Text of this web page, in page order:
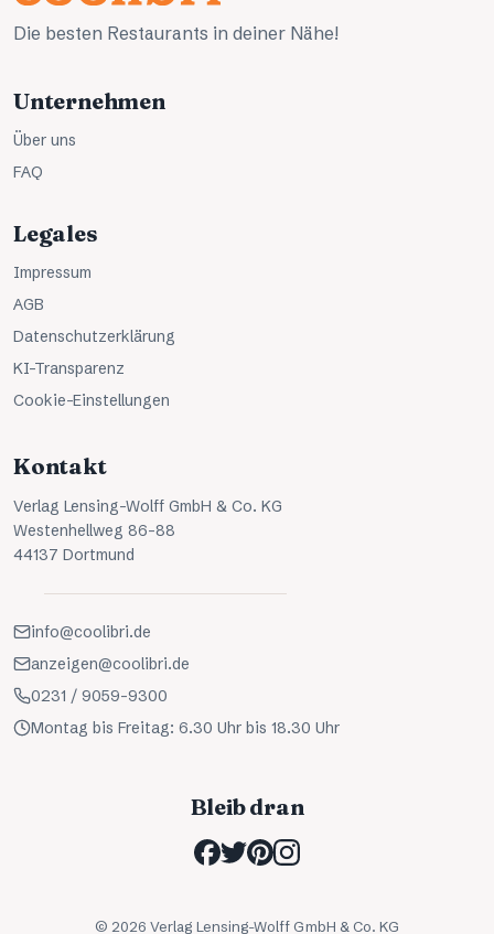
Die besten Restaurants in deiner Nähe!
Unternehmen
Über uns
FAQ
Legales
Impressum
AGB
Datenschutzerklärung
KI-Transparenz
Cookie-Einstellungen
Kontakt
Verlag Lensing-Wolff GmbH & Co. KG
Westenhellweg 86-88
44137 Dortmund
info@coolibri.de
anzeigen@coolibri.de
0231 / 9059-9300
Montag bis Freitag: 6.30 Uhr bis 18.30 Uhr
Bleib dran
© 2026 Verlag Lensing-Wolff GmbH & Co. KG